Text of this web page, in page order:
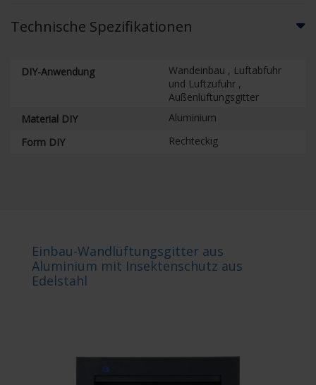
Technische Spezifikationen
DIY-Anwendung
Wandeinbau , Luftabfuhr
und Luftzufuhr ,
Außenlüftungsgitter
Material DIY
Aluminium
Form DIY
Rechteckig
Einbau-Wandlüftungsgitter aus
Aluminium mit Insektenschutz aus
Edelstahl